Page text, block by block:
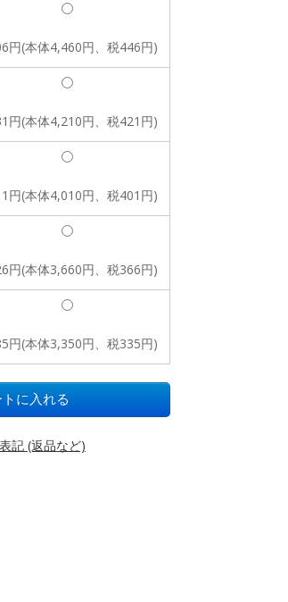
円(本体4,460円、税446円)
円(本体4,210円、税421円)
円(本体4,010円、税401円)
円(本体3,660円、税366円)
円(本体3,350円、税335円)
記 (返品など)